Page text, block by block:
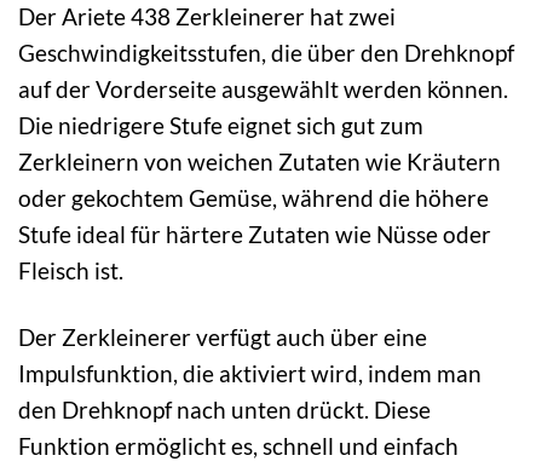
Der Ariete 438 Zerkleinerer hat zwei
Geschwindigkeitsstufen, die über den Drehknopf
auf der Vorderseite ausgewählt werden können.
Die niedrigere Stufe eignet sich gut zum
Zerkleinern von weichen Zutaten wie Kräutern
oder gekochtem Gemüse, während die höhere
Stufe ideal für härtere Zutaten wie Nüsse oder
Fleisch ist.
Der Zerkleinerer verfügt auch über eine
Impulsfunktion, die aktiviert wird, indem man
den Drehknopf nach unten drückt. Diese
Funktion ermöglicht es, schnell und einfach